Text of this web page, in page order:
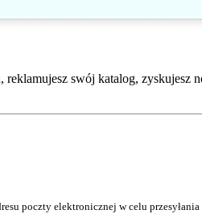
swój katalog,
poczty elektronicznej w celu